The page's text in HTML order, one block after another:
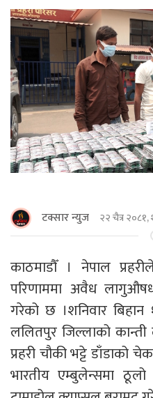
टक्सार न्युज २२ चैत्र २०८१,
काठमाडाैँ । नेपाल
परिणाममा अवैध
गरेको छ ।शनिवार
ललितपुर जिल्लाको
प्रहरी चौकी भट्टे डाँडाको
भारतीय एम्बुलेन्समा